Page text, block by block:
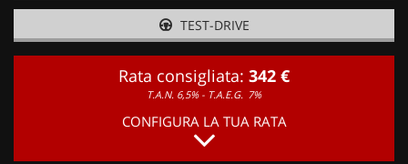
TEST-DRIVE
Rata consigliata: 342 €
T.A.N. 6,5% - T.A.E.G. 7%
CONFIGURA LA TUA RATA